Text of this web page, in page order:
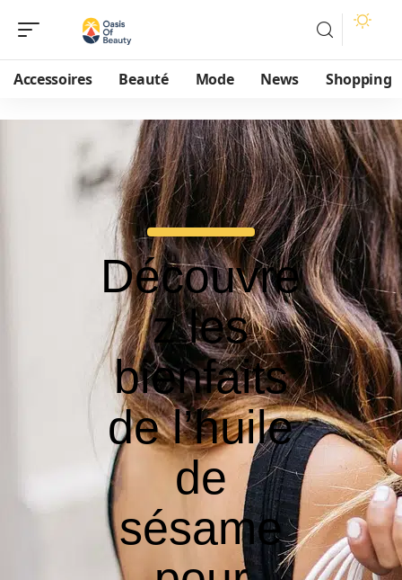
Accessoires Beauté Mode News Shopping
Découvre
z les
bienfaits
de l’huile
de
sésame